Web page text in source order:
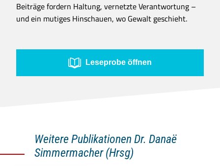
Beiträge fordern Haltung, vernetzte Verantwortung –
und ein mutiges Hinschauen, wo Gewalt geschieht.
Leseprobe öffnen
Weitere Publikationen Dr. Danaë
Simmermacher (Hrsg)